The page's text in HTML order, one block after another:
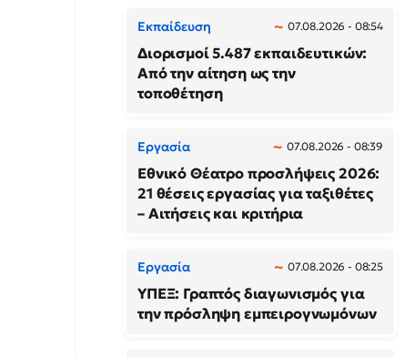
Εκπαίδευση 07.08.2026 - 08:54
Διορισμοί 5.487 εκπαιδευτικών:
Από την αίτηση ως την
τοποθέτηση
Εργασία 07.08.2026 - 08:39
Εθνικό Θέατρο προσλήψεις 2026:
21 θέσεις εργασίας για ταξιθέτες
– Αιτήσεις και κριτήρια
Εργασία 07.08.2026 - 08:25
ΥΠΕΞ: Γραπτός διαγωνισμός για
την πρόσληψη εμπειρογνωμόνων